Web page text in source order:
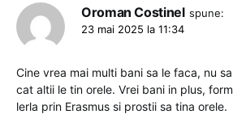
Oroman Costinel spune:
23 mai 2025 la 11:34
Cine vrea mai multi bani sa le faca, nu
cat altii le tin orele. Vrei bani in plus,
lerla prin Erasmus si prostii sa tina orele.